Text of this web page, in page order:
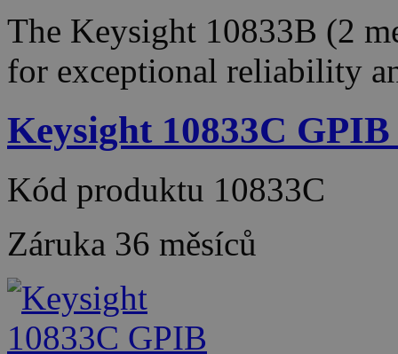
The Keysight 10833B (2
for exceptional reliability
Keysight 10833C
Kód produktu 10833C
Záruka 36 měsíců